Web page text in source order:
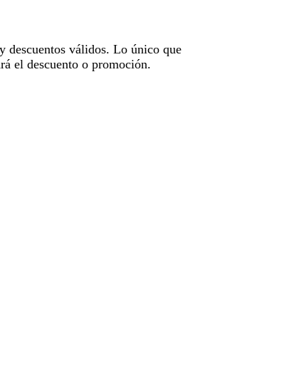
descuentos válidos. Lo único que
el descuento o promoción.